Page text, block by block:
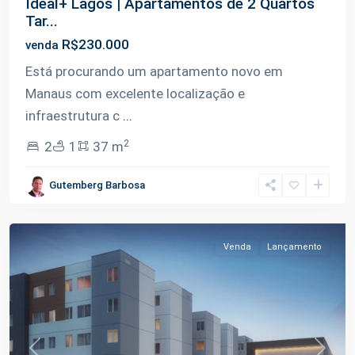
Tar...
venda R$230.000
Está procurando um apartamento novo em
Manaus com excelente localização e
infraestrutura c ...
2
1 37 m2
Gutemberg Barbosa
Açu ,
Venda Lançamento